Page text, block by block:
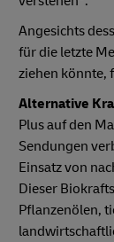
Angesichts
für die letzte
ziehen könnte,
Alternative
Plus auf den
Sendungen
Einsatz von
Dieser
Pflanzenölen,